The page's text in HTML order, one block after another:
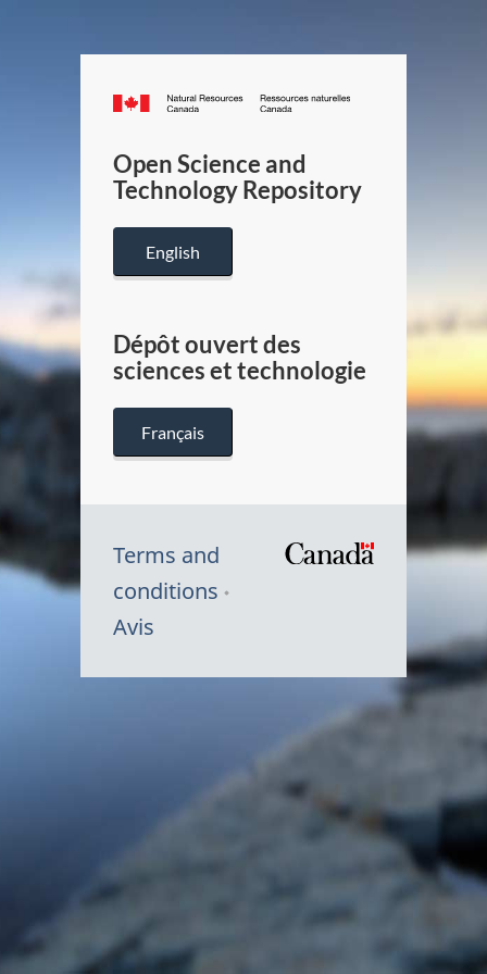
Canada.ca
/
Canada
Open Science and
Technology Repository
English
Dépôt ouvert des
sciences et technologie
Français
Terms and
conditions
Avis
du